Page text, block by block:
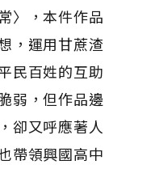
〉，本件作品
，運用甘蔗渣
民百姓的互助
弱，但作品邊
卻又呼應著人
帶領興國高中